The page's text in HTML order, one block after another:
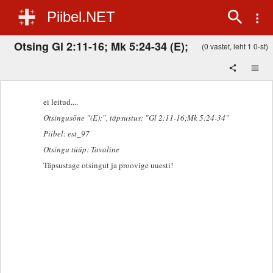
Piibel.NET
Otsing Gl 2:11-16; Mk 5:24-34 (E); (0 vastet, leht 1 0-st)
ei leitud....
Otsingusõne "(E);" , täpsustus: "Gl 2:11-16;Mk 5:24-34"
Piibel: est_97
Otsingu tüüp: Tavaline
Täpsustage otsingut ja proovige uuesti!